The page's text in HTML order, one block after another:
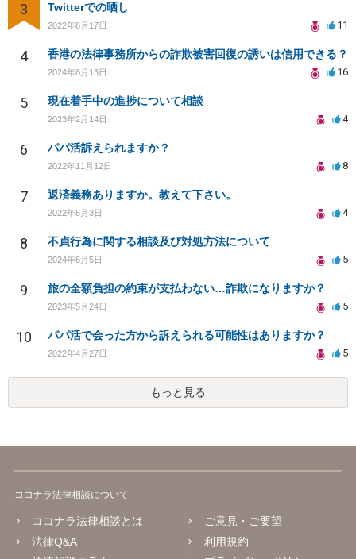
3 Twitterでの晒し
2022年8月17日 11
4 香港の法律事務所からの詐欺被害回復の誘いは信用できる？
2024年8月13日 16
5 現在着手中の進捗について相談
2023年2月14日 4
6 パパ活訴えられますか？
2022年11月12日 8
7 返済義務ありますか。教えて下さい。
2022年6月3日 4
8 不貞行為に関する相談及び対処方法について
2024年6月5日 5
9 旅の全額負担の約束が支払わない…詐欺になりますか？
2023年5月24日 5
10 パパ活で会った方から訴えられる可能性はありますか？
2022年4月27日 5
もっと見る
ココナラ法律相談について
ココナラ法律相談とは
法律Q&A
ご意見・ご要望
利用規約